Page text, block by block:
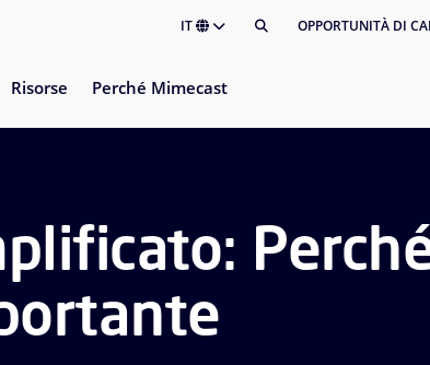
IT OPPORTUNITÀ DI
Risorse Perché Mimecast